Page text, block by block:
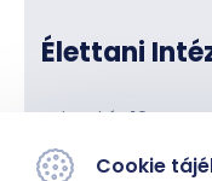
Élettani
Szigeti út 12.
Új Elméleti Tömb
Cookie